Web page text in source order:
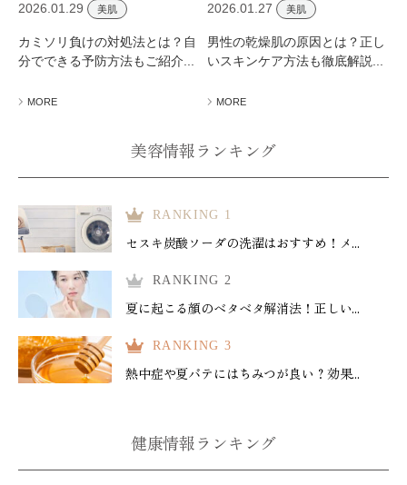
2026.01.29 美肌
カミソリ負けの対処法とは？自
分でできる予防方法もご紹介...
MORE
2026.01.27 美肌
男性の乾燥肌の原因とは？正し
いスキンケア方法も徹底解説...
MORE
美容情報ランキング
RANKING 1
セスキ炭酸ソーダの洗濯はおすすめ！メ...
RANKING 2
夏に起こる顔のベタベタ解消法！正しい...
RANKING 3
熱中症や夏バテにはちみつが良い？効果...
健康情報ランキング